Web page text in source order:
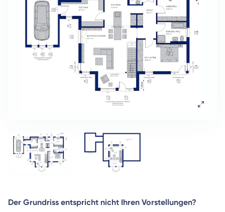
Der Grundriss entspricht nicht Ihren Vorstellungen?